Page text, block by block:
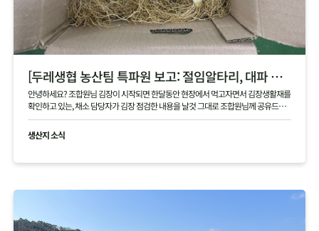
[두레생협 농산팀 특파원 보고: 절임알타리, 대파 현장]
안녕하세요? 조합원님 김장이 시작되면 한달동안 현장에서 먹고자면서 김장생활재를
확인하고 있는, 채소 담당자가 김장 점검한 내용을 날것 그대로 조합원님께 공유드립
니다 .
생산지 소식